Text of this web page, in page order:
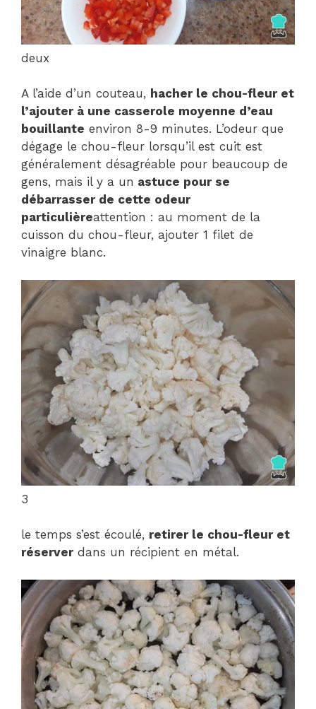
deux
A l’aide d’un couteau, hacher le chou-fleur et
l’ajouter à une casserole moyenne d’eau
bouillante environ 8-9 minutes. L’odeur que
dégage le chou-fleur lorsqu’il est cuit est
généralement désagréable pour beaucoup de
gens, mais il y a un astuce pour se
débarrasser de cette odeur
particulièreattention : au moment de la
cuisson du chou-fleur, ajouter 1 filet de
vinaigre blanc.
3
le temps s’est écoulé, retirer le chou-fleur et
réserverdans un récipient en métal.